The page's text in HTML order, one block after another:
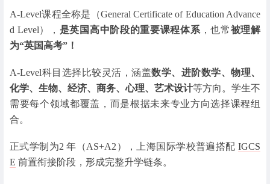
A-Level课程全称是（General Certificate of Education Advance
d Level）， 是英国高中阶段的重要课程体系 ，也常被理解
为“英国高考”！
A-Level科目选择比较灵活，涵盖数学、进阶数学、物理、
化学、生物、经济、商务、心理、艺术设计等方向。学生不
需要每个领域都覆盖，而是根据未来专业方向选择课程组
合。
正式学制为2 年（AS+A2），上海国际学校普遍搭配 IGCS
E 前置衔接阶段，形成完整升学链条。